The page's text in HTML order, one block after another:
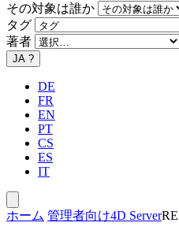
その対象は誰か
タグ
著者
JA ?
DE
FR
EN
PT
CS
ES
IT
ホーム 管理者向け4D Server